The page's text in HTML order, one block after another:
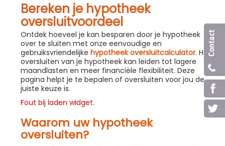
Bereken je hypotheek
oversluitvoordeel
Ontdek hoeveel je kan besparen door je hypotheek
over te sluiten met onze eenvoudige en
gebruiksvriendelijke hypotheek oversluitcalculator. Het
oversluiten van je hypotheek kan leiden tot lagere
maandlasten en meer financiële flexibiliteit. Deze
pagina helpt je te bepalen of oversluiten voor jou de
juiste keuze is.
Fout bij laden widget.
Waarom uw hypotheek
oversluiten?